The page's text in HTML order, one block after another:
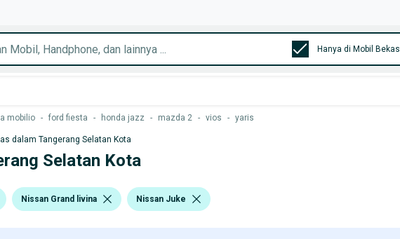
Hanya di Mobil Bekas
mobilio - ford fiesta - honda jazz - mazda 2 - vios - yaris
dalam Tangerang Selatan Kota
Selatan Kota
Nissan Grand livina Nissan Juke